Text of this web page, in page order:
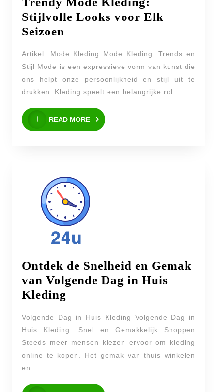
Stijlvolle Looks voor Elk
Seizoen
Kleding:
Stijlvolle
Looks
Elk
Seizoen
Artikel: Mode Kleding Mode Kleding: Trends en
Stijl Mode is een expressieve vorm van kunst die
ons helpt onze persoonlijkheid en stijl uit te
drukken. Kleding speelt een belangrijke rol
READ MORE
READ
MORE
Ontdek de Snelheid en Gemak
van Volgende Dag in Huis
Kleding
Snelheid
en
Gemak
Volgende
Volgende Dag in Huis Kleding Volgende Dag in
Huis Kleding: Snel en Gemakkelijk Shoppen
Steeds meer mensen kiezen ervoor om kleding
online te kopen. Het gemak van thuis winkelen
en